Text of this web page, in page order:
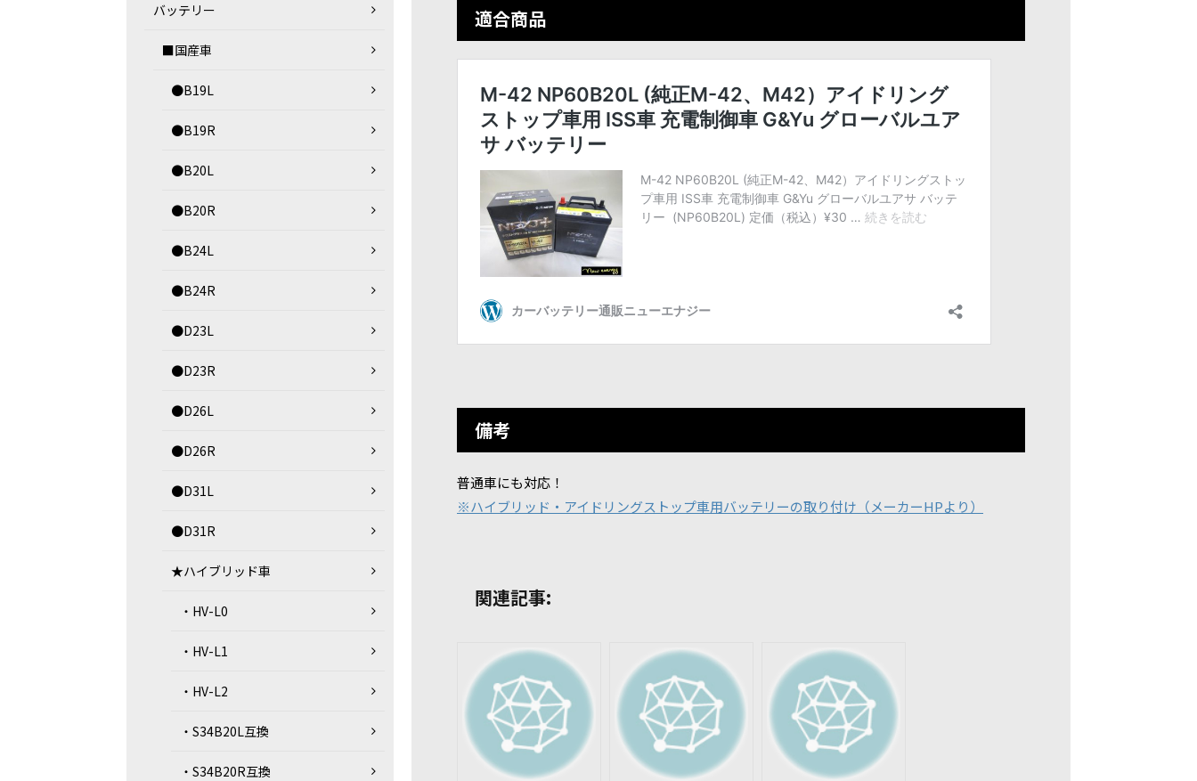
適合商品
備考
普通車にも対応！
※ハイブリッド・アイドリングストップ車用バッテリーの取り付け（メーカーHPより）
関連記事:
バッテリー
■国産車
●B19L
●B19R
●B20L
●B20R
●B24L
●B24R
●D23L
●D23R
●D26L
●D26R
●D31L
●D31R
★ハイブリッド車
・HV-L0
・HV-L1
・HV-L2
・S34B20L互換
・S34B20R互換